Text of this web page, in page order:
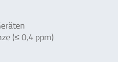
(≤ 0,4 ppm)